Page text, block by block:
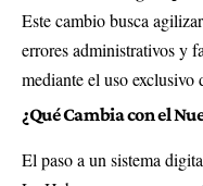
Este cambio busca
errores administrativos y
mediante el uso exclusivo
¿Qué Cambia con el
El paso a un sistema